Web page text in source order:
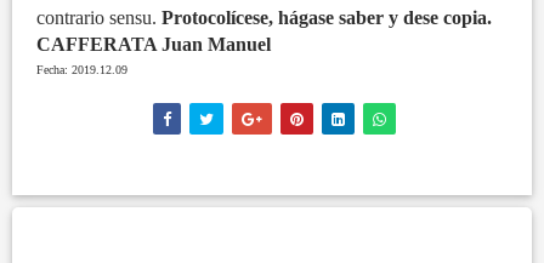
contrario sensu. Protocolícese, hágase saber y dese copia.
CAFFERATA Juan Manuel
Fecha: 2019.12.09